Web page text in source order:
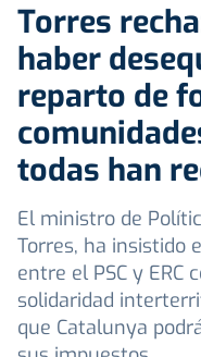
Torres
haber
reparto de
todas han
El ministro de
Torres, ha insistido
entre el PSC y ERC
solidaridad
que Catalunya